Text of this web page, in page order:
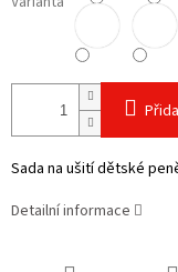
Sada na ušití dětské
Detailní informace